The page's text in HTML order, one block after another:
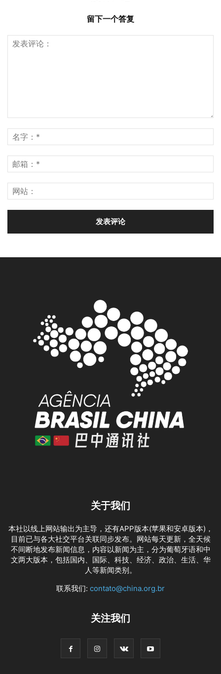
留下一个答复
关于我们
本社以线上网站输出为主导，还有APP版本(苹果和安卓版本)，
目前已与各大社交平台关联同步发布。网站每天更新，全天候
不间断地发布新闻信息，内容以新闻为主，分为葡萄牙语和中
文两大版本，包括国内、国际、科技、经济、政治、生活、华
人等新闻类别。
联系我们: contato@china.org.br
关注我们